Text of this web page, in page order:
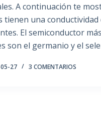
A continuación te
tienen una
El semiconductor
son el germanio y el
27 3 COMENTARIOS